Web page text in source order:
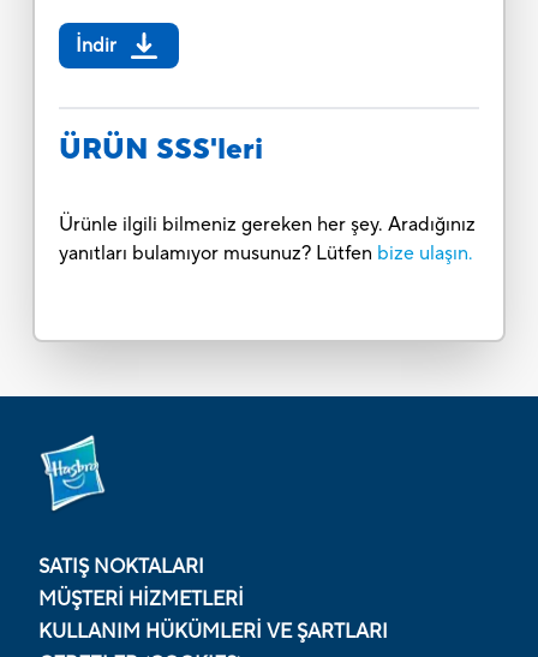
İndir
ÜRÜN SSS'leri
Ürünle ilgili bilmeniz gereken her şey. Aradığınız
yanıtları bulamıyor musunuz? Lütfen bize ulaşın.
SATIŞ NOKTALARI
MÜŞTERI HIZMETLERI
KULLANIM HÜKÜMLERI VE ŞARTLARI